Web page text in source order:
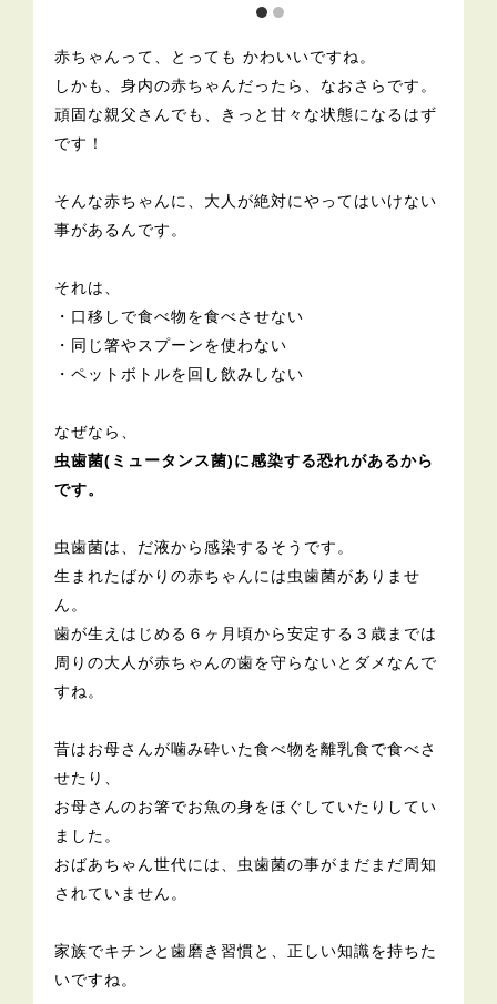
赤ちゃんって、とっても かわいいですね。
しかも、身内の赤ちゃんだったら、なおさらです。
頑固な親父さんでも、きっと甘々な状態になるはず
です！
そんな赤ちゃんに、大人が絶対にやってはいけない
事があるんです。
それは、
・口移しで食べ物を食べさせない
・同じ箸やスプーンを使わない
・ペットボトルを回し飲みしない
なぜなら、
虫歯菌(ミュータンス菌)に感染する恐れがあるから
です。
虫歯菌は、だ液から感染するそうです。
生まれたばかりの赤ちゃんには虫歯菌がありませ
ん。
歯が生えはじめる６ヶ月頃から安定する３歳までは
周りの大人が赤ちゃんの歯を守らないとダメなんで
すね。
昔はお母さんが噛み砕いた食べ物を離乳食で食べさ
せたり、
お母さんのお箸でお魚の身をほぐしていたりしてい
ました。
おばあちゃん世代には、虫歯菌の事がまだまだ周知
されていません。
家族でキチンと歯磨き習慣と、正しい知識を持ちた
いですね。